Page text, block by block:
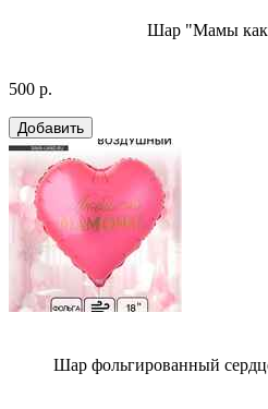
Шар "Мамы как
500 р.
Шар фольгированный